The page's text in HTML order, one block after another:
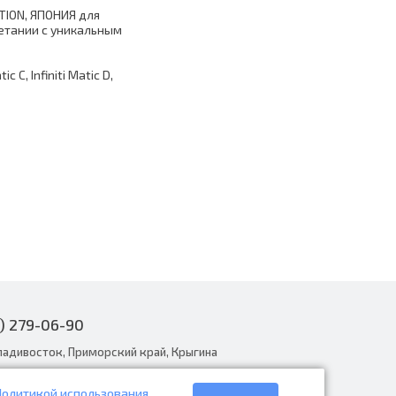
использования
ЯПОНИЯ для
с уникальным
C, Infiniti Matic D,
279-06-90
Приморский край, Крыгина